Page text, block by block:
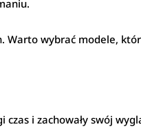
Warto wybrać modele,
i zachowały swój